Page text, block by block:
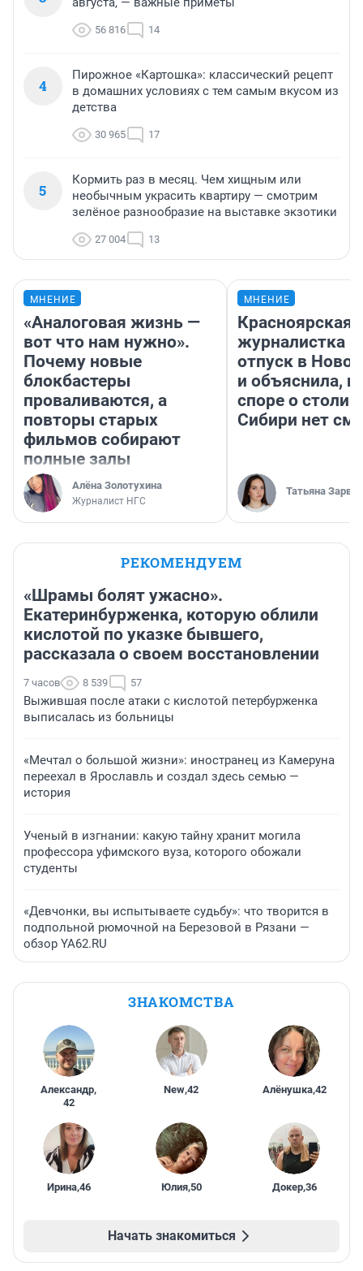
56 816 14
4
Пирожное «Картошка»: классический рецепт
в домашних условиях с тем самым вкусом из
детства
30 965 17
5
Кормить раз в месяц. Чем хищным или
необычным украсить квартиру — смотрим
зелёное разнообразие на выставке экзотики
27 004 13
МНЕНИЕ
«Аналоговая жизнь —
вот что нам нужно».
Почему новые
блокбастеры
проваливаются, а
повторы старых
фильмов собирают
полные залы
Алёна Золотухина
Журналист НГС
МНЕНИЕ
Красноярская
журналистка
отпуск в
и объяснила,
споре о
Сибири нет
Татьяна Зарва
РЕКОМЕНДУЕМ
«Шрамы болят ужасно».
Екатеринбурженка, которую облили
кислотой по указке бывшего,
рассказала о своем восстановлении
7 часов 8 539 57
Выжившая после атаки с кислотой петербурженка
выписалась из больницы
«Мечтал о большой жизни»: иностранец из Камеруна
переехал в Ярославль и создал здесь семью —
история
Ученый в изгнании: какую тайну хранит могила
профессора уфимского вуза, которого обожали
студенты
«Девчонки, вы испытываете судьбу»: что творится в
подпольной рюмочной на Березовой в Рязани —
обзор YA62.RU
ЗНАКОМСТВА
Александр,
42
New,42 Алёнушка,42
Ирина,46 Юлия,50 Докер,36
Начать знакомиться